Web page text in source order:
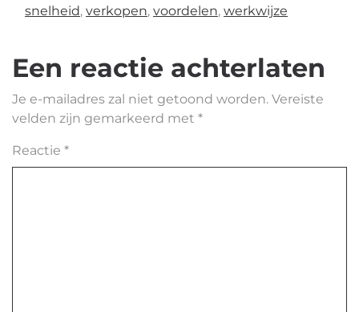
snelheid, verkopen, voordelen, werkwijze
Een reactie achterlaten
Je e-mailadres zal niet getoond worden. Vereiste
velden zijn gemarkeerd met *
Reactie *